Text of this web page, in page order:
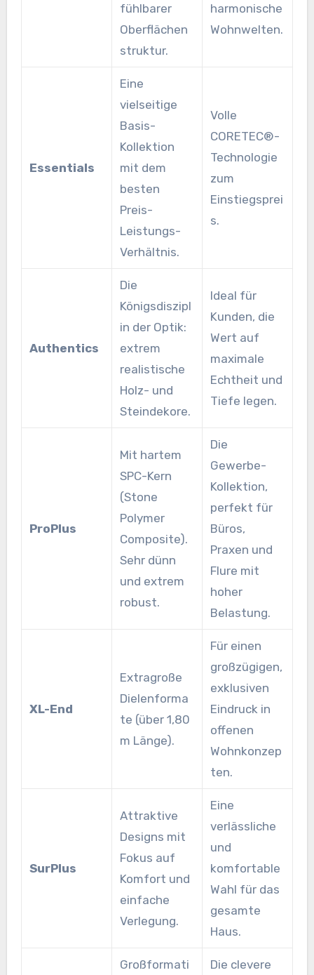
fühlbarer
Oberflächen
struktur.
harmonische
Wohnwelten.
Essentials
Eine
vielseitige
Basis-
Kollektion
mit dem
besten
Preis-
Leistungs-
Verhältnis.
Volle
CORETEC®-
Technologie
zum
Einstiegsprei
s.
Authentics
Die
Königsdiszipl
in der Optik:
extrem
realistische
Holz- und
Steindekore.
Ideal für
Kunden, die
Wert auf
maximale
Echtheit und
Tiefe legen.
ProPlus
Mit hartem
SPC-Kern
(Stone
Polymer
Composite).
Sehr dünn
und extrem
robust.
Die
Gewerbe-
Kollektion,
perfekt für
Büros,
Praxen und
Flure mit
hoher
Belastung.
XL-End
Extragroße
Dielenforma
te (über 1,80
m Länge).
Für einen
großzügigen,
exklusiven
Eindruck in
offenen
Wohnkonzep
ten.
SurPlus
Attraktive
Designs mit
Fokus auf
Komfort und
einfache
Verlegung.
Eine
verlässliche
und
komfortable
Wahl für das
gesamte
Haus.
Großformati
Die clevere